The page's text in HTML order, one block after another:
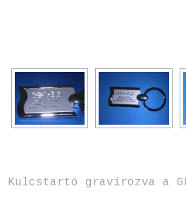
Kulcstartó gravírozva a